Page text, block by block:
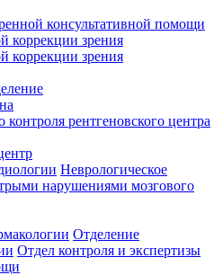
консультативной помощи
коррекции зрения
коррекции зрения
рентгеновского центра
Неврологическое
нарушениями мозгового
Отделение
Отдел контроля и экспертизы